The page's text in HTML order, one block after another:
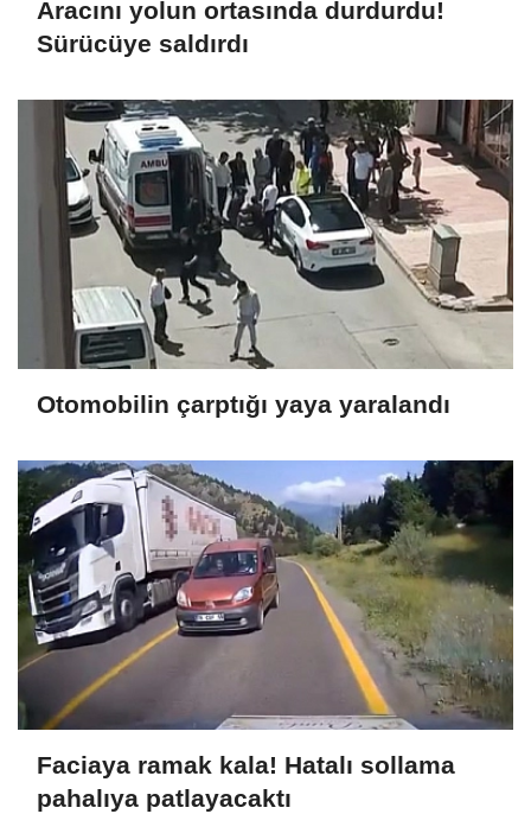
Aracını yolun ortasında durdurdu!
Sürücüye saldırdı
Otomobilin çarptığı yaya yaralandı
Faciaya ramak kala! Hatalı sollama
pahalıya patlayacaktı